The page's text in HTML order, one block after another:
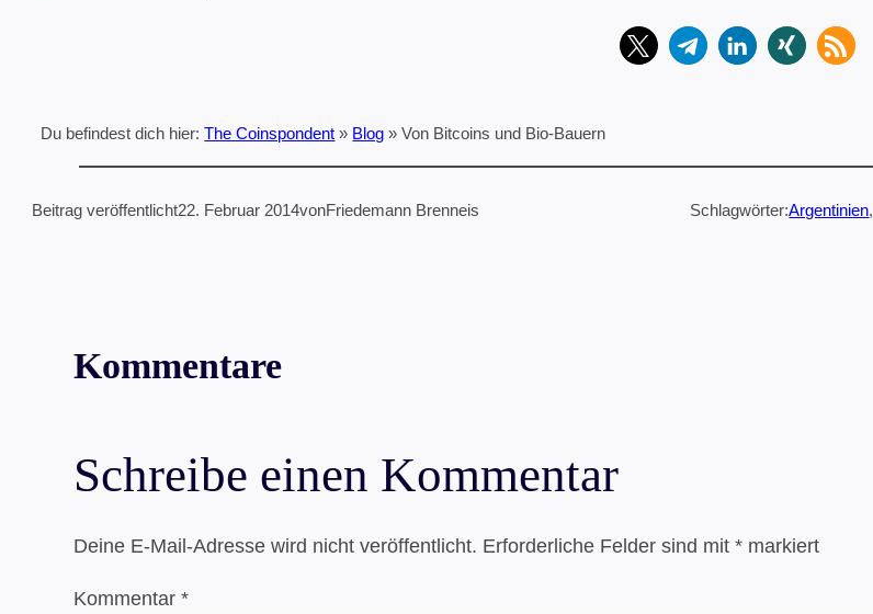
Du befindest dich hier: The Coinspondent » Blog »Von Bitcoins und Bio-Bauern
Beitrag veröffentlicht22. Februar 2014vonFriedemann Brenneis Schlagwörter:Argentinien,
Kommentare
Schreibe einen Kommentar
Deine E-Mail-Adresse wird nicht veröffentlicht. Erforderliche Felder sind mit *markiert
Kommentar *